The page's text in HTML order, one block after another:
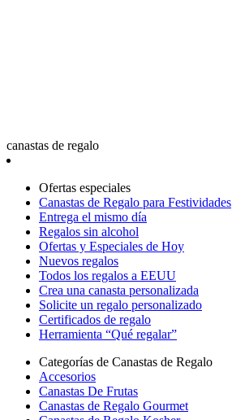
canastas de regalo
Ofertas especiales
Canastas de Regalo para Festividades
Entrega el mismo día
Regalos sin alcohol
Ofertas y Especiales de Hoy
Nuevos regalos
Todos los regalos a EEUU
Crea una canasta personalizada
Solicite un regalo personalizado
Certificados de regalo
Herramienta “Qué regalar”
Categorías de Canastas de Regalo
Accesorios
Canastas De Frutas
Canastas de Regalo Gourmet